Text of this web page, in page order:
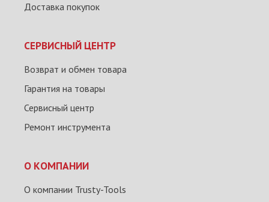
Доставка покупок
СЕРВИСНЫЙ ЦЕНТР
Возврат и обмен товара
Гарантия на товары
Сервисный центр
Ремонт инструмента
О КОМПАНИИ
О компании Trusty-Tools